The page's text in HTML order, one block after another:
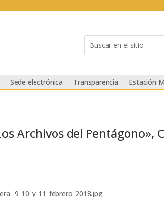
for...
Sede electrónica Transparencia Estación
Archivos del Pentágono»,